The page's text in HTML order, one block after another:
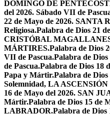
DOMINGO DE
del 2026. Sábado VII de
22 de Mayo de 2026. SANTA
Religiosa.Palabra de Dios 21
CRISTÓBAL
MÁRTIRES.Palabra de Dios
VII de Pascua.Palabra de
de Pascua.Palabra de Dios 18
Papa y Mártir.Palabra de Dios
Solemnidad, LA
16 de Mayo del 2026. SAN
Mártir.Palabra de Dios 15 de
LABRADOR.Palabra de Dios